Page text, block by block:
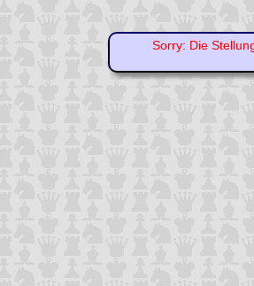
Sorry: Die